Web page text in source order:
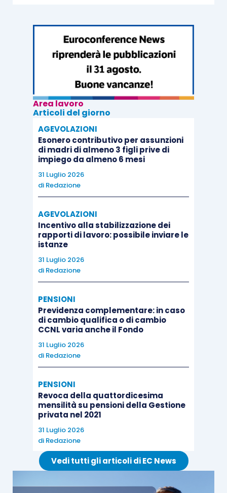
Area lavoro
Articoli del giorno
AGEVOLAZIONI
Esonero contributivo per assunzioni
di madri di almeno 3 figli prive di
impiego da almeno 6 mesi
31 Luglio 2026
di Redazione
AGEVOLAZIONI
Incentivo alla stabilizzazione dei
rapporti di lavoro: possibile inviare le
istanze
31 Luglio 2026
di Redazione
PENSIONI
Previdenza complementare: in caso
di cambio qualifica o di cambio
CCNL varia anche il Fondo
31 Luglio 2026
di Redazione
PENSIONI
Revoca della quattordicesima
mensilità su pensioni della Gestione
privata nel 2021
31 Luglio 2026
di Redazione
Vedi tutti gli articoli di EC News